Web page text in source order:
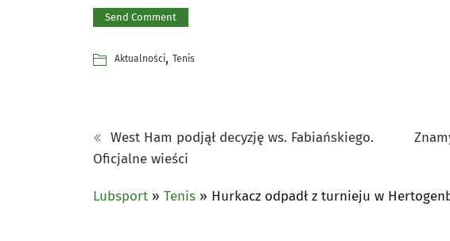
Aktualności, Tenis
West Ham podjął decyzję ws. Fabiańskiego.
Oficjalne wieści
Lubsport » Tenis » Hurkacz odpadł z turnieju w